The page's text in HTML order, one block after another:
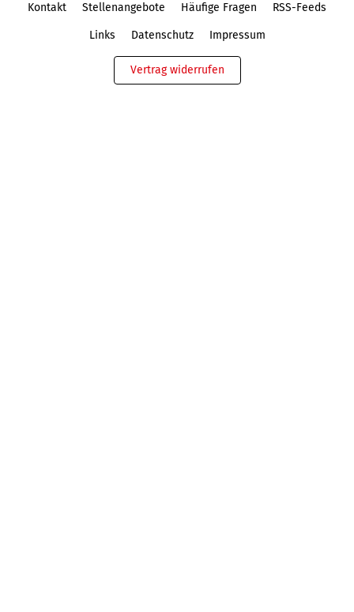
Kontakt Stellenangebote Häufige Fragen RSS-Feeds
Links Datenschutz Impressum
Vertrag widerrufen